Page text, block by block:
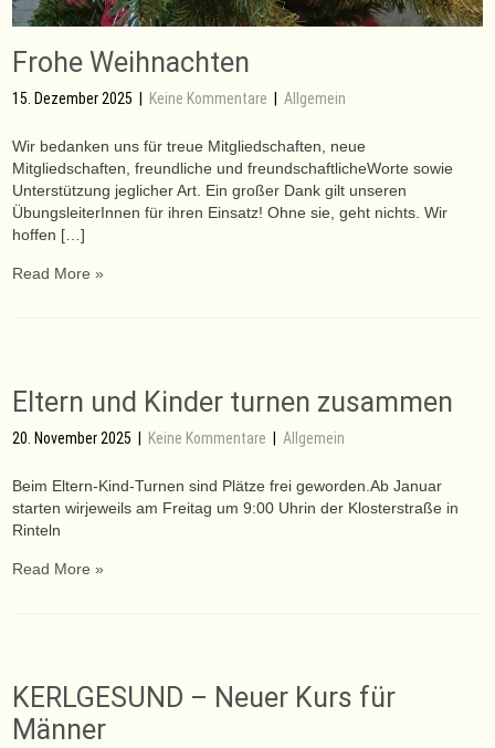
Frohe Weihnachten
15. Dezember 2025 Keine Kommentare |Allgemein
Wir bedanken uns für treue Mitgliedschaften, neue
Mitgliedschaften, freundliche und freundschaftlicheWorte sowie
Unterstützung jeglicher Art. Ein großer Dank gilt unseren
ÜbungsleiterInnen für ihren Einsatz! Ohne sie, geht nichts. Wir
hoffen […]
Read More »
Eltern und Kinder turnen zusammen
20. November 2025 Keine Kommentare |Allgemein
Beim Eltern-Kind-Turnen sind Plätze frei geworden.Ab Januar
starten wirjeweils am Freitag um 9:00 Uhrin der Klosterstraße in
Rinteln
Read More »
KERLGESUND – Neuer Kurs für
Männer